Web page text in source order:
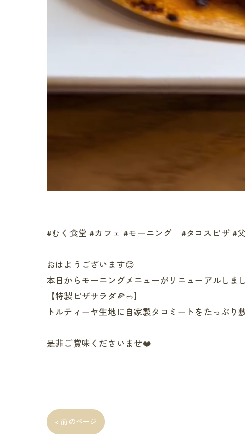
#むく食堂 #カフェ #モーニング #タコスピザ #
おはようございます😊
本日からモーニングメニューがリニューアルしま
【特製ピザサラダ🍕🥗】
トルティーヤ生地に自家製タコミートをたっぷ
是非ご賞味くださいませ❤️
< 前のページ